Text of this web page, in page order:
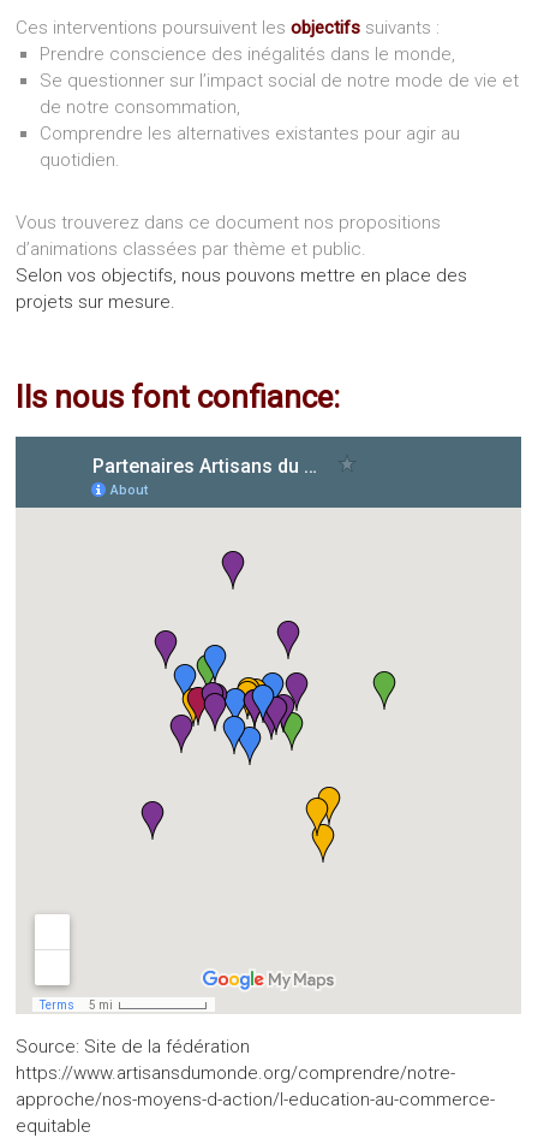
Ces interventions poursuivent lesobjectifs suivants :
Prendre conscience des inégalités dans le monde,
Se questionner sur l’impact social de notre mode de vie et
de notre consommation,
Comprendre les alternatives existantes pour agir au
quotidien.
Vous trouverez dans ce document nos propositions
d’animations classées par thème et public.
Selon vos objectifs, nous pouvons mettre en place des
projets sur mesure.
Ils nous font confiance:
Source: Site de la fédération
https://www.artisansdumonde.org/comprendre/notre-
approche/nos-moyens-d-action/l-education-au-commerce-
equitable